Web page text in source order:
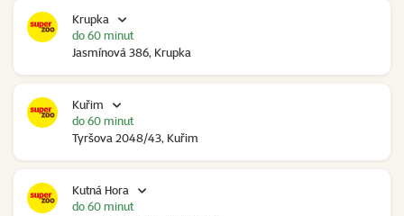
Krupka
Jasmínová 386, Krupka
do 60 minut
Kuřim
Tyršova 2048/43, Kuřim
do 60 minut
Kutná Hora
do 60 minut